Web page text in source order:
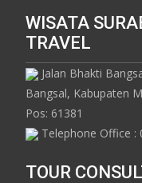
WISATA
TRAVEL
Jalan Bhakti
Bangsal, Kabupaten
Pos: 61381
Telephone Office :
TOUR